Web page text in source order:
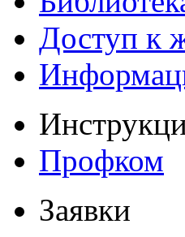
Доступ к
Профком
Заявки